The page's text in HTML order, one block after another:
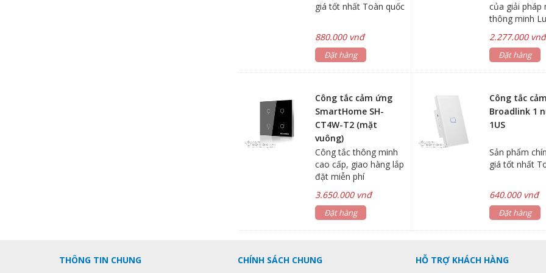
giá tốt nhất Toàn quốc
880.000 vnđ
Đặt hàng
của giải pháp
thông minh
các thiết bị
ngôi nhà dù ở
2.277.000 vnđ
Đặt hàng
Công tắc cảm ứng
SmartHome SH-
CT4W-T2 (mặt
vuông)
Công tắc thông minh
cao cấp, giao hàng lắp
đặt miễn phí
3.650.000 vnđ
Đặt hàng
Công tắc
Broadlink 1
1US
Sản phẩm
giá tốt nhất
640.000 vnđ
Đặt hàng
THÔNG TIN CHUNG CHÍNH SÁCH CHUNG HỖ TRỢ KHÁCH HÀNG